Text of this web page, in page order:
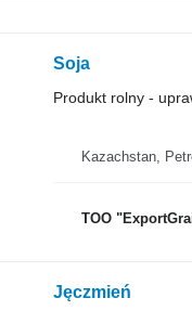
Soja
Produkt rolny -
Kazachstan,
TOO
Jęczmień